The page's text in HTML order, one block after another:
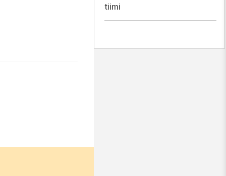
tiimi